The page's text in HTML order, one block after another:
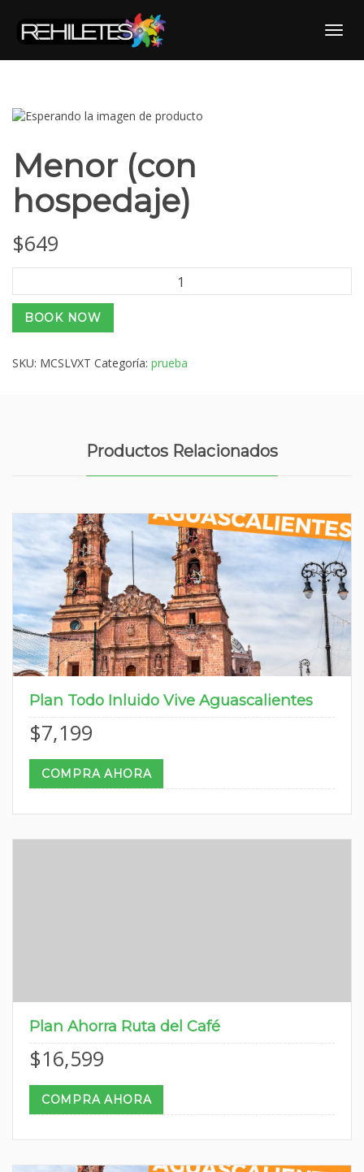
content
Menor (con
hospedaje)
$649
(con
hospedaje)
cantidad
BOOK NOW
SKU: MCSLVXT Categoría: prueba
Productos Relacionados
Plan Todo Inluido Vive Aguascalientes
$7,199
COMPRA AHORA
Plan Ahorra Ruta del Café
$16,599
COMPRA AHORA